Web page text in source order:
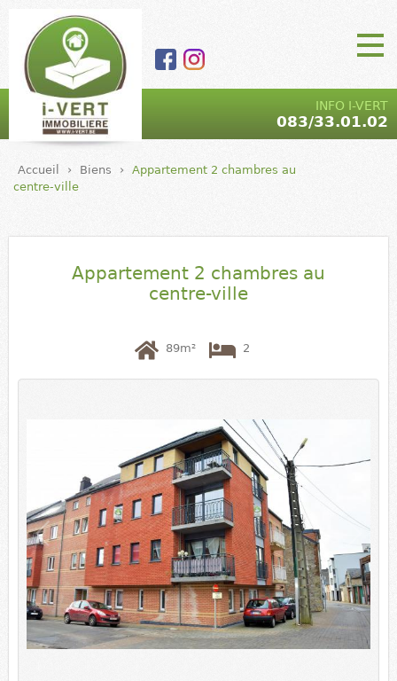
INFO I-VERT
083/33.01.02
I-VERT |
Agence
- marchand
5590 Ciney
Main Menu
Accueil › Biens ›
Appartement 2 chambres au
centre-ville
Appartement 2 chambres au
centre-ville
89m² 2